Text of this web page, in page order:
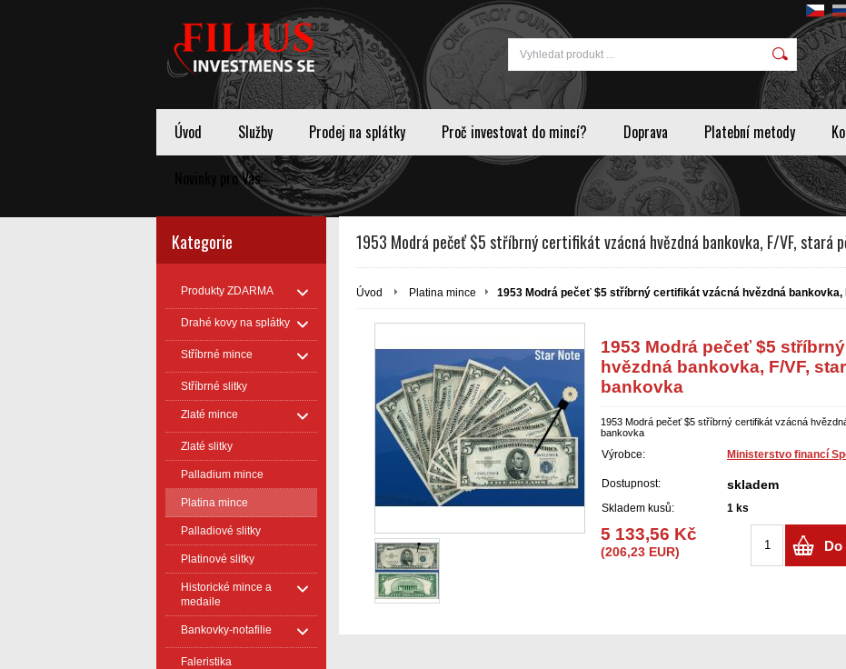
Úvod Služby Prodej na splátky Proč investovat do mincí? Doprava Platební metody
Novinky pro Vas
Kategorie
Produkty ZDARMA
Drahé kovy na splátky
Stříbrné mince
Stříbrné slitky
Zlaté mince
Zlaté slitky
Palladium mince
Platina mince
Palladiové slitky
Platinové slitky
Historické mince a
medaile
Bankovky-notafilie
Faleristika
1953 Modrá pečeť $5 stříbrný certifikát vzácná hvězdná bankovka, F/VF, stará
Úvod Platina mince 1953 Modrá pečeť $5 stříbrný certifikát vzácná hvězdná bankovka,
1953 Modrá pečeť $5
hvězdná bankovka, F/VF,
bankovka
1953 Modrá pečeť $5 stříbrný certifikát vzácná
bankovka
Výrobce: Ministerstvo financí
Dostupnost: skladem
Skladem kusů: 1 ks
5 133,56 Kč
(206,23 EUR) Do